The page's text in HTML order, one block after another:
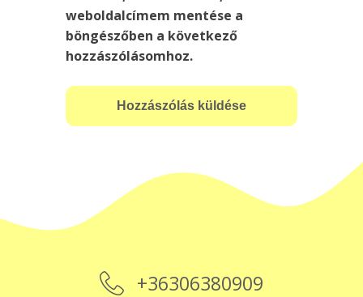
weboldalcímem mentése a
böngészőben a következő
hozzászólásomhoz.
+36306380909